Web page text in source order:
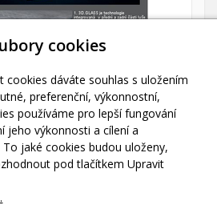
cookies
cookies dáváte souhlas s uložením
preferenční, výkonnostní,
používáme pro lepší fungování
jeho výkonnosti a cílení a
jaké cookies budou uloženy,
pod tlačítkem Upravit